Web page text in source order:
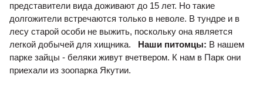
представители вида доживают до 15 лет. Но такие
долгожители встречаются только в неволе. В тундре и в
лесу старой особи не выжить, поскольку она является
легкой добычей для хищника. Наши питомцы: В нашем
парке зайцы - беляки живут вчетвером. К нам в Парк они
приехали из зоопарка Якутии.